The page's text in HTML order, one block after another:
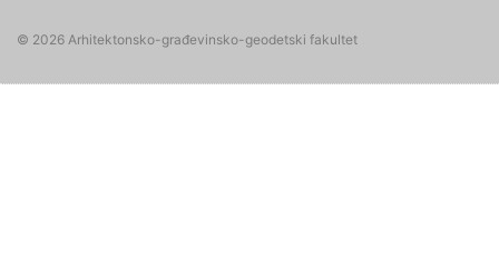
© 2026 Arhitektonsko-građevinsko-geodetski fakultet